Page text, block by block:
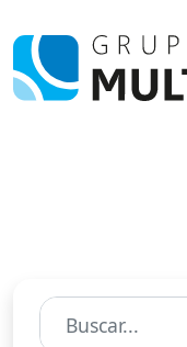
Pesquisar: